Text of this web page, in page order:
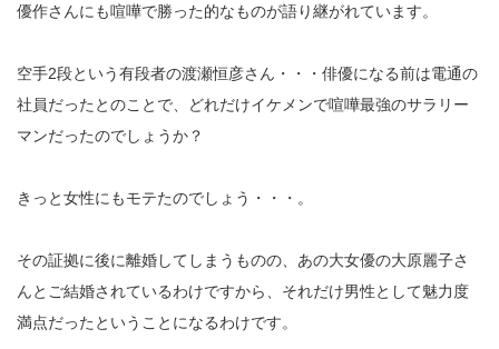
優作さんにも喧嘩で勝った的なものが語り継がれています。
空手2段という有段者の渡瀬恒彦さん・・・俳優になる前は電通の
社員だったとのことで、どれだけイケメンで喧嘩最強のサラリー
マンだったのでしょうか？
きっと女性にもモテたのでしょう・・・。
その証拠に後に離婚してしまうものの、あの大女優の大原麗子さ
んとご結婚されているわけですから、それだけ男性として魅力度
満点だったということになるわけです。